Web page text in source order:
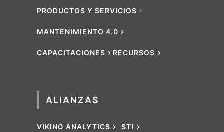
PRODUCTOS Y SERVICIOS
MANTENIMIENTO 4.0
CAPACITACIONES RECURSOS
ALIANZAS
VIKING ANALYTICS STI